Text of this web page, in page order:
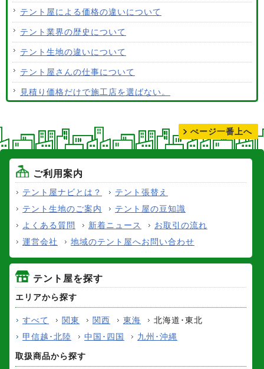
テント生地はクリーニングできますか？
テント屋による価格の違いについて
テント業界の歴史について
テント生地の違いについて
テント屋さんの仕事について
見積り価格だけで施工店を選ばない。
ぺージ一番上へ
ご利用案内
テント屋ナビとは？
テント張替え
テント生地のご案内
テント屋の豆知識
よくある質問
新着ニュース
お取引の流れ
運営会社
地域のテント屋へお問い合わせ
テント屋を探す
エリアから探す
すべて 関東 関西 東海
北海道･東北
甲信越･北陸
中国･四国 九州･沖縄
取扱商品から探す